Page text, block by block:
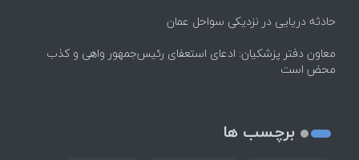
حادثه دریایی در نزدیکی سواحل عمان
معاون دفتر پزشکیان: ادعای استعفای رئیس‌جمهور واهی و کذب
محض است
برچسب ها